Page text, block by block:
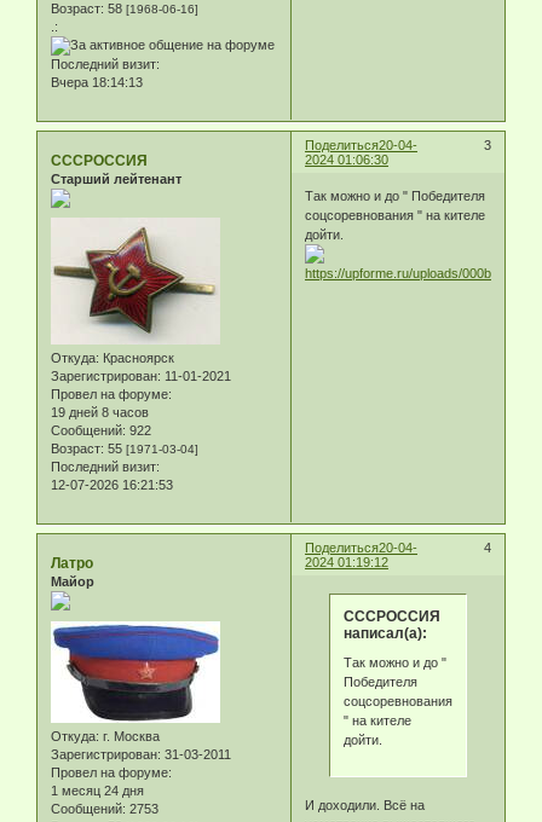
Возраст: 58 [1968-06-16]
.:
Последний визит:
Вчера 18:14:13
Поделиться 3
20-04-
2024 01:06:30
СССРОССИЯ
Старший лейтенант
Откуда: Красноярск
Зарегистрирован: 11-01-2021
Провел на форуме:
19 дней 8 часов
Сообщений: 922
Возраст: 55 [1971-03-04]
Последний визит:
12-07-2026 16:21:53
Так можно и до " Победителя
соцсоревнования " на кителе
дойти.
Поделиться 4
20-04-
2024 01:19:12
Латро
Майор
Откуда: г. Москва
Зарегистрирован: 31-03-2011
Провел на форуме:
1 месяц 24 дня
Сообщений: 2753
СССРОССИЯ
написал(а):
Так можно и до "
Победителя
соцсоревнования
" на кителе
дойти.
И доходили. Всё на